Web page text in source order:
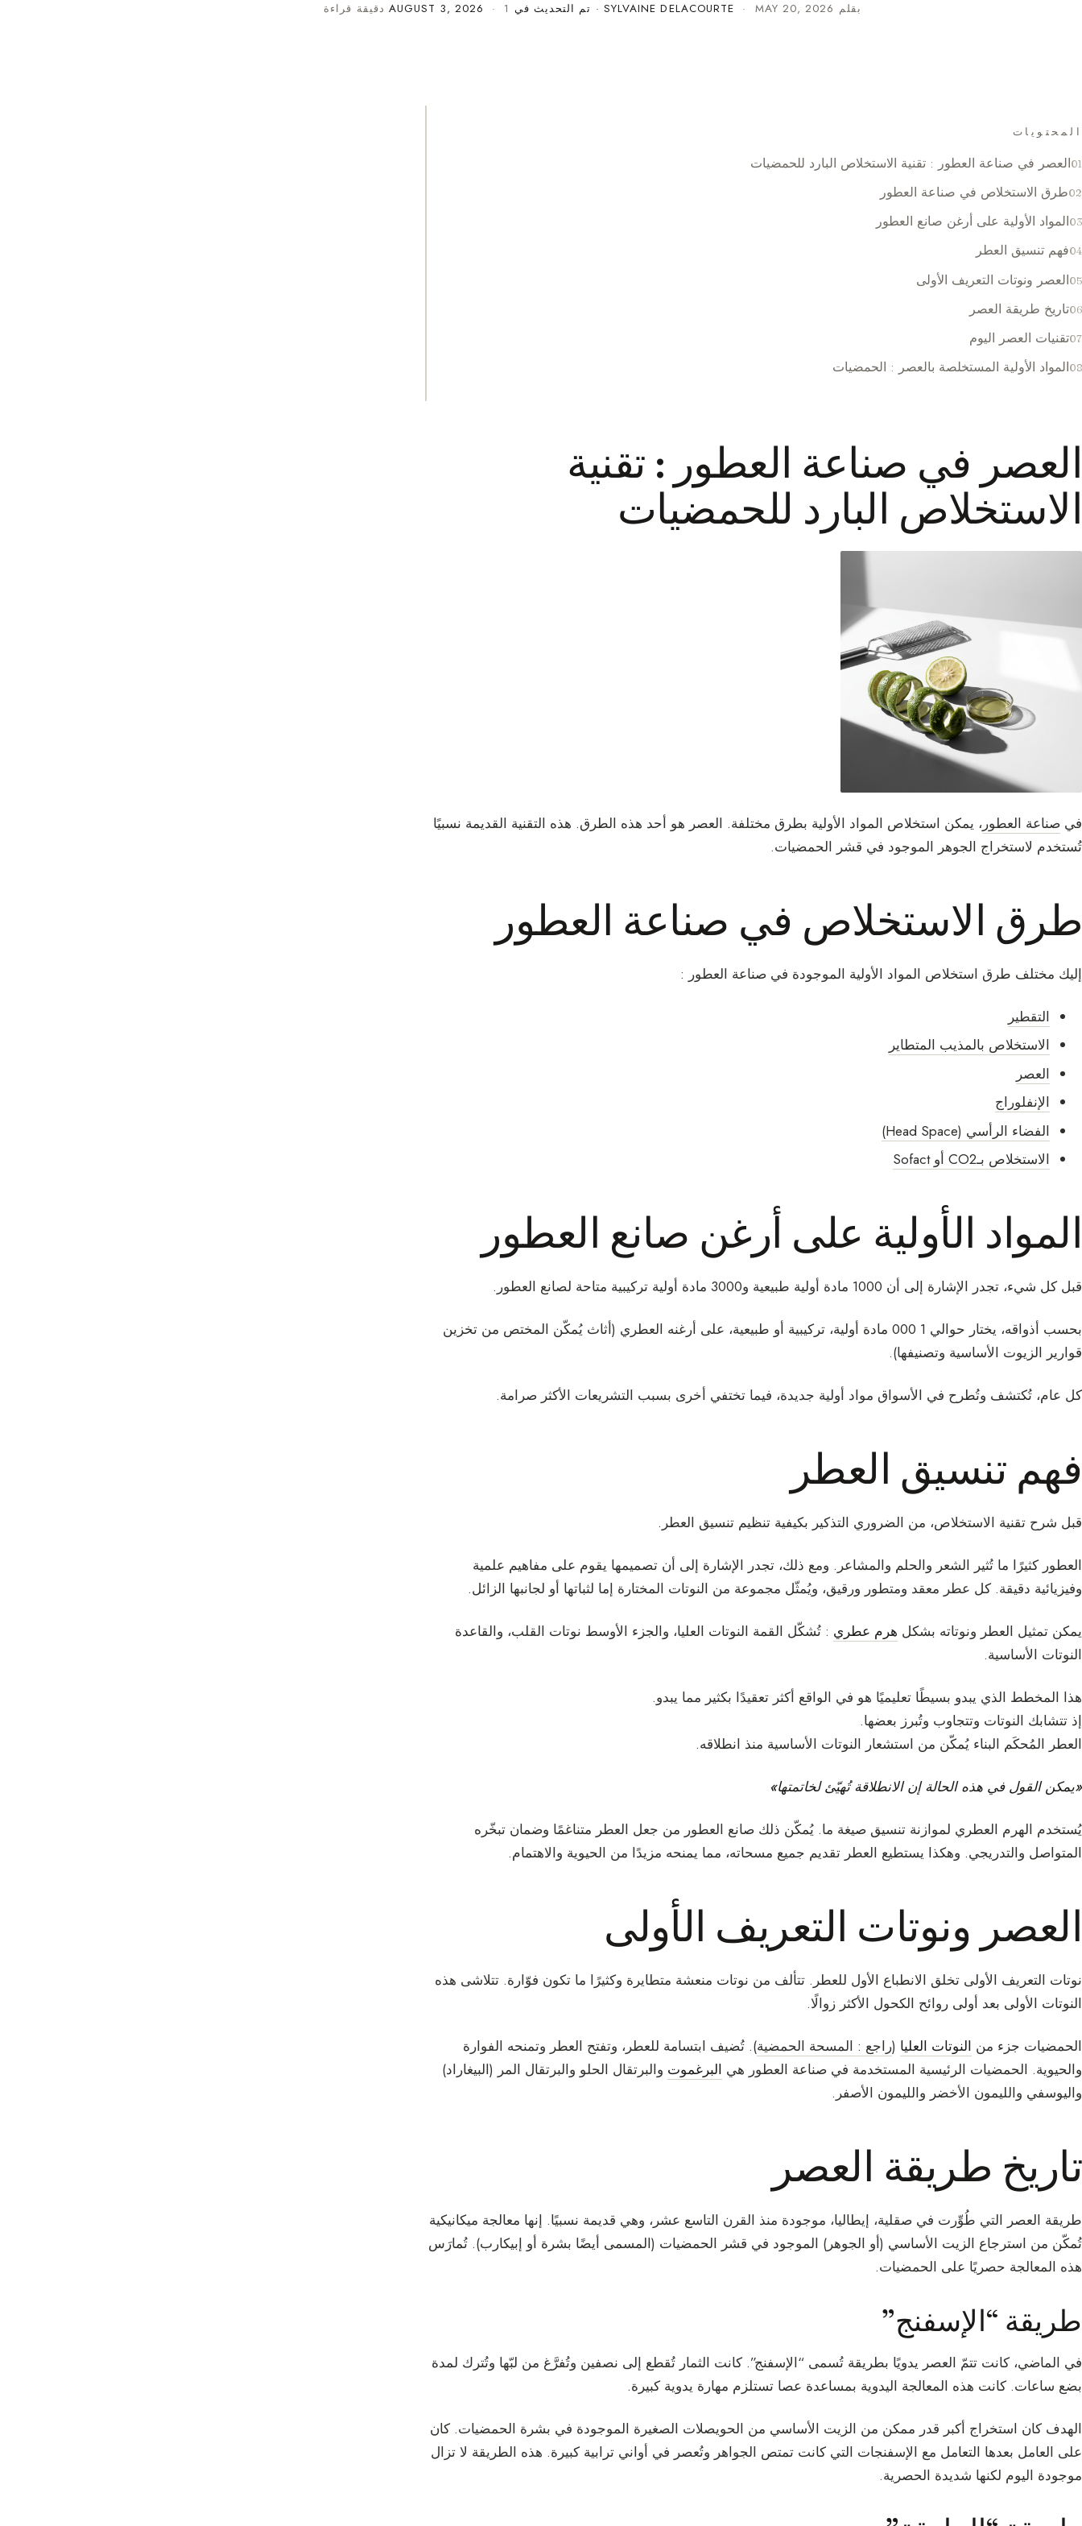
بقلم SYLVAINE DELACOURTE · MAY 20, 2026 · تم التحديث في AUGUST 3, 2026 · 1 دقيقة قراءة
المحتويات
العصر في صناعة العطور : تقنية الاستخلاص البارد للحمضيات
طرق الاستخلاص في صناعة العطور
المواد الأولية على أرغن صانع العطور
فهم تنسيق العطر
العصر ونوتات التعريف الأولى
تاريخ طريقة العصر
تقنيات العصر اليوم
المواد الأولية المستخلصة بالعصر : الحمضيات
العصر في صناعة العطور : تقنية
الاستخلاص البارد للحمضيات
في صناعة العطور ، يمكن استخلاص المواد الأولية بطرق مختلفة. العصر هو أحد هذه الطرق. هذه التقنية القديمة نسبيًا
تُستخدم لاستخراج الجوهر الموجود في قشر الحمضيات.
طرق الاستخلاص في صناعة العطور
إليك مختلف طرق استخلاص المواد الأولية الموجودة في صناعة العطور :
التقطير
الاستخلاص بالمذيب المتطاير
العصر
الإنفلوراج
الفضاء الرأسي (Head Space)
الاستخلاص بـCO2 أو Sofact
المواد الأولية على أرغن صانع العطور
قبل كل شيء، تجدر الإشارة إلى أن 1000 مادة أولية طبيعية و3000 مادة أولية تركيبية متاحة لصانع العطور.
بحسب أذواقه، يختار حوالي 1 000 مادة أولية، تركيبية أو طبيعية، على أرغنه العطري (أثاث يُمكّن المختص من تخزين
قوارير الزيوت الأساسية وتصنيفها).
كل عام، تُكتشف وتُطرح في الأسواق مواد أولية جديدة، فيما تختفي أخرى بسبب التشريعات الأكثر صرامة.
فهم تنسيق العطر
قبل شرح تقنية الاستخلاص، من الضروري التذكير بكيفية تنظيم تنسيق العطر.
العطور كثيرًا ما تُثير الشعر والحلم والمشاعر. ومع ذلك، تجدر الإشارة إلى أن تصميمها يقوم على مفاهيم علمية
وفيزيائية دقيقة. كل عطر معقد ومتطور ورقيق، ويُمثّل مجموعة من النوتات المختارة إما لثباتها أو لجانبها الزائل.
يمكن تمثيل العطر ونوتاته بشكل هرم عطري : تُشكّل القمة النوتات العليا، والجزء الأوسط نوتات القلب، والقاعدة
النوتات الأساسية.
هذا المخطط الذي يبدو بسيطًا تعليميًا هو في الواقع أكثر تعقيدًا بكثير مما يبدو.
إذ تتشابك النوتات وتتجاوب وتُبرز بعضها.
العطر المُحكَم البناء يُمكّن من استشعار النوتات الأساسية منذ انطلاقه.
«يمكن القول في هذه الحالة إن الانطلاقة تُهيّئ لخاتمتها»
يُستخدم الهرم العطري لموازنة تنسيق صيغة ما. يُمكّن ذلك صانع العطور من جعل العطر متناغمًا وضمان تبخّره
المتواصل والتدريجي. وهكذا يستطيع العطر تقديم جميع مسحاته، مما يمنحه مزيدًا من الحيوية والاهتمام.
العصر ونوتات التعريف الأولى
نوتات التعريف الأولى تخلق الانطباع الأول للعطر. تتألف من نوتات منعشة متطايرة وكثيرًا ما تكون فوّارة. تتلاشى هذه
النوتات الأولى بعد أولى روائح الكحول الأكثر زوالًا.
الحمضيات جزء من النوتات العليا (راجع : المسحة الحمضية). تُضيف ابتسامة للعطر، وتفتح العطر وتمنحه الفوارة
والحيوية. الحمضيات الرئيسية المستخدمة في صناعة العطور هي البرغموت والبرتقال الحلو والبرتقال المر (البيغاراد)
واليوسفي والليمون الأخضر والليمون الأصفر.
تاريخ طريقة العصر
طريقة العصر التي طُوِّرت في صقلية، إيطاليا، موجودة منذ القرن التاسع عشر، وهي قديمة نسبيًا. إنها معالجة ميكانيكية
تُمكّن من استرجاع الزيت الأساسي (أو الجوهر) الموجود في قشر الحمضيات (المسمى أيضًا بشرة أو إبيكارب). تُمارَس
هذه المعالجة حصريًا على الحمضيات.
طريقة “الإسفنج”
في الماضي، كانت تتمّ العصر يدويًا بطريقة تُسمى “الإسفنج”. كانت الثمار تُقطع إلى نصفين وتُفرَّغ من لبّها وتُترك لمدة
بضع ساعات. كانت هذه المعالجة اليدوية بمساعدة عصا تستلزم مهارة يدوية كبيرة.
الهدف كان استخراج أكبر قدر ممكن من الزيت الأساسي من الحويصلات الصغيرة الموجودة في بشرة الحمضيات. كان
على العامل بعدها التعامل مع الإسفنجات التي كانت تمتص الجواهر وتُعصر في أواني ترابية كبيرة. هذه الطريقة لا تزال
موجودة اليوم لكنها شديدة الحصرية.